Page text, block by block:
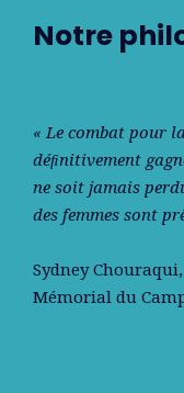
Notre
« Le combat pour
déﬁnitivement
ne soit jamais
des femmes sont
Sydney Chouraqui
Mémorial du